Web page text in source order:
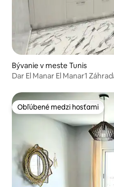
Bývanie v meste Tunis
Dar El Manar El Manar1
Obľúbené medzi hosťami
Obľúbené medzi hosťami